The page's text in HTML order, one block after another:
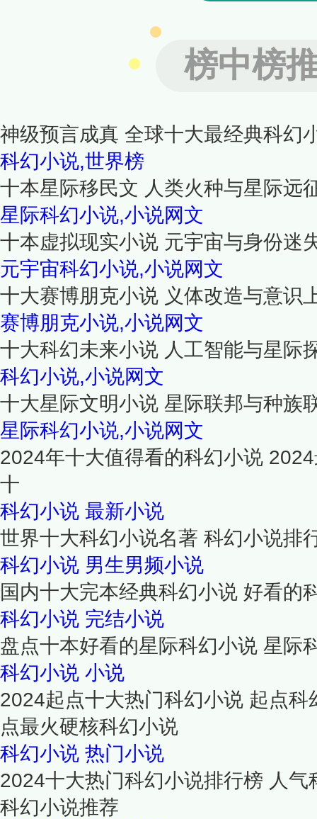
榜中榜
神级预言成真 全球十大最经典科幻
科幻小说,世界榜
十本星际移民文 人类火种与星际远
星际科幻小说,小说网文
十本虚拟现实小说 元宇宙与身份迷
元宇宙科幻小说,小说网文
十大赛博朋克小说 义体改造与意识
赛博朋克小说,小说网文
十大科幻未来小说 人工智能与星际
科幻小说,小说网文
十大星际文明小说 星际联邦与种族
星际科幻小说,小说网文
2024年十大值得看的科幻小说
十
科幻小说 最新小说
世界十大科幻小说名著 科幻小说排
科幻小说 男生男频小说
国内十大完本经典科幻小说 好看的
科幻小说 完结小说
盘点十本好看的星际科幻小说 星际
科幻小说 小说
2024起点十大热门科幻小说 起点
点最火硬核科幻小说
科幻小说 热门小说
2024十大热门科幻小说排行榜 人
科幻小说推荐